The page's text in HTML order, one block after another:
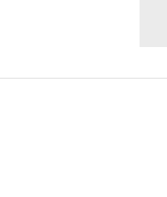
약